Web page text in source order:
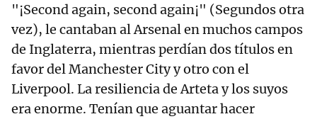
"¡Second again, second again¡" (Segundos otra
vez), le cantaban al Arsenal en muchos campos
de Inglaterra, mientras perdían dos títulos en
favor del Manchester City y otro con el
Liverpool. La resiliencia de Arteta y los suyos
era enorme. Tenían que aguantar hacer